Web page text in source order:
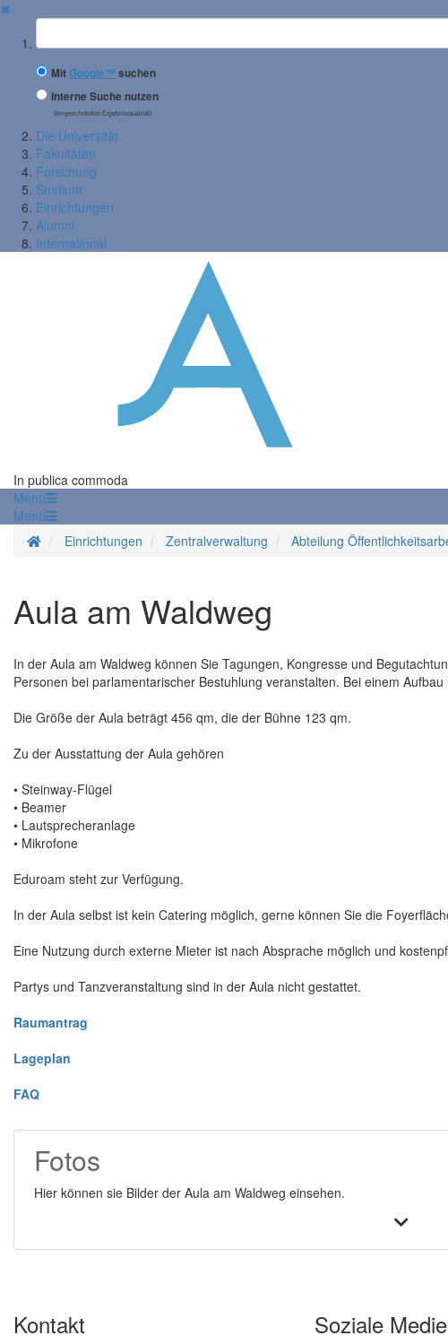
✖
Suchbegriff
MitGoogle™ suchen
Interne Suche nutzen
(eingeschränkte Ergebnisqualität)
Die Universität
Fakultäten
Forschung
Studium
Einrichtungen
Alumni
International
In publica commoda
Menü
Menü
StartseiteEinrichtungen Zentralverwaltung Abteilung
Aula am Waldweg
In der Aula am Waldweg können Sie Tagungen, Kongresse und
Personen bei parlamentarischer Bestuhlung veranstalten. Bei einem
Die Größe der Aula beträgt 456 qm, die der Bühne 123 qm.
Zu der Ausstattung der Aula gehören
• Steinway-Flügel
• Beamer
• Lautsprecheranlage
• Mikrofone
Eduroam steht zur Verfügung.
In der Aula selbst ist kein Catering möglich, gerne können Sie die
Eine Nutzung durch externe Mieter ist nach Absprache möglich und
Partys und Tanzveranstaltung sind in der Aula nicht gestattet.
Raumantrag
Lageplan
FAQ
Fotos
Hier können sie Bilder der Aula am Waldweg einsehen.
Kontakt Soziale